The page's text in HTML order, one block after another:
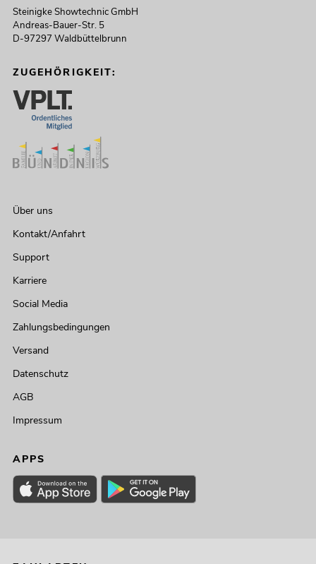
Steinigke Showtechnic GmbH
Andreas-Bauer-Str. 5
D-97297 Waldbüttelbrunn
ZUGEHÖRIGKEIT:
Über uns
Kontakt/Anfahrt
Support
Karriere
Social Media
Zahlungsbedingungen
Versand
Datenschutz
AGB
Impressum
APPS